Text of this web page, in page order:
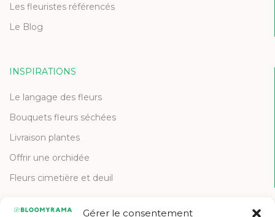
Gérer le consentement
Les fleuristes référencés
Le Blog
INSPIRATIONS
Le langage des fleurs
Bouquets fleurs séchées
Livraison plantes
Offrir une orchidée
Fleurs cimetière et deuil